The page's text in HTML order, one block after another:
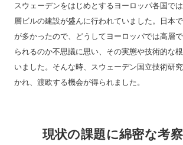
スウェーデンをはじめとするヨーロッパ各国で
層ビルの建設が盛んに行われていました。日本
が多かったので、どうしてヨーロッパでは高層
られるのか不思議に思い、その実態や技術的な
いました。そんな時、スウェーデン国立技術研
かれ、渡欧する機会が得られました。
現状の課題に綿密な考